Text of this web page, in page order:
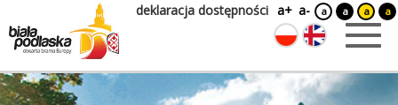
deklaracja dostępności a+ a- a a a a